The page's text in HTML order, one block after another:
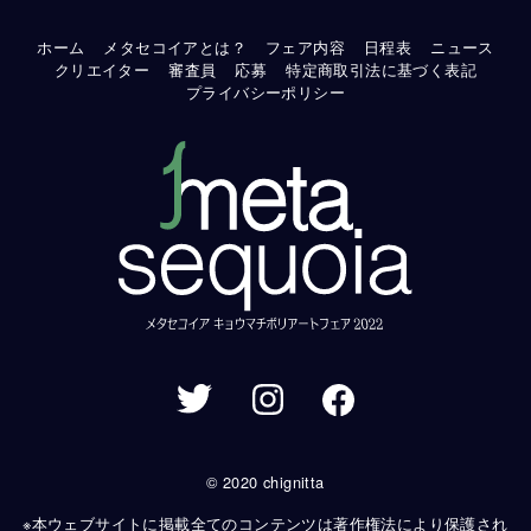
ホーム メタセコイアとは？ フェア内容 日程表
ニュース
クリエイター
審査員 応募
特定商取引法に基づく表記
プライバシーポリシー
© 2020 chignitta
※本ウェブサイトに掲載全てのコンテンツは著作権法により保護され